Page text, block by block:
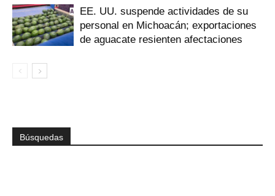
EE. UU. suspende actividades de su
personal en Michoacán; exportaciones
de aguacate resienten afectaciones
Búsquedas